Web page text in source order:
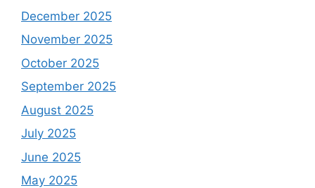
December 2025
November 2025
October 2025
September 2025
August 2025
July 2025
June 2025
May 2025